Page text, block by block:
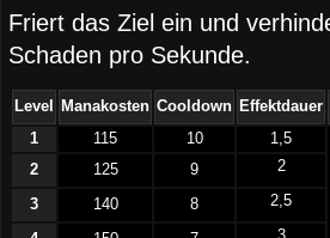
Friert das Ziel ein und
Schaden pro Sekunde.
Level Manakosten Cooldown Effektdauer
1
115 10
1,5
2
125 9 2
3 140 8 2,5